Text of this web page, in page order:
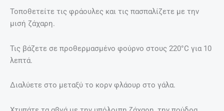
Τοποθετείτε τις φράουλες και τις πασπαλίζετε με την
μισή ζάχαρη.
Τις βάζετε σε προθερμασμένο φούρνο στους 220°C για 10
λεπτά.
Διαλύετε στο μεταξύ το κορν φλάουρ στο γάλα.